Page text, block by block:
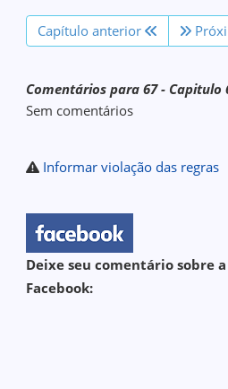
Capítulo anterior
Comentários para 67 - Capitulo
Sem comentários
Informar violação das regras
Deixe seu comentário sobre
Facebook: